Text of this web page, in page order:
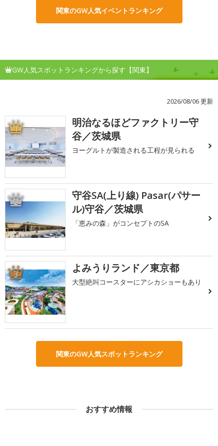
関東のGW人気イベントランキング
GW人気スポットランキングから探す【関東】
2026/08/06 更新
1
明治なるほどファクトリー守
谷／茨城県
ヨーグルトが製造される工程が見られる
2
守谷SA(上り線) Pasar(パサー
ル)守谷／茨城県
「恵みの森」がコンセプトのSA
3 よみうりランド／東京都
大型絶叫コースターにアシカショーもあり
関東のGW人気スポットランキング
おすすめ情報